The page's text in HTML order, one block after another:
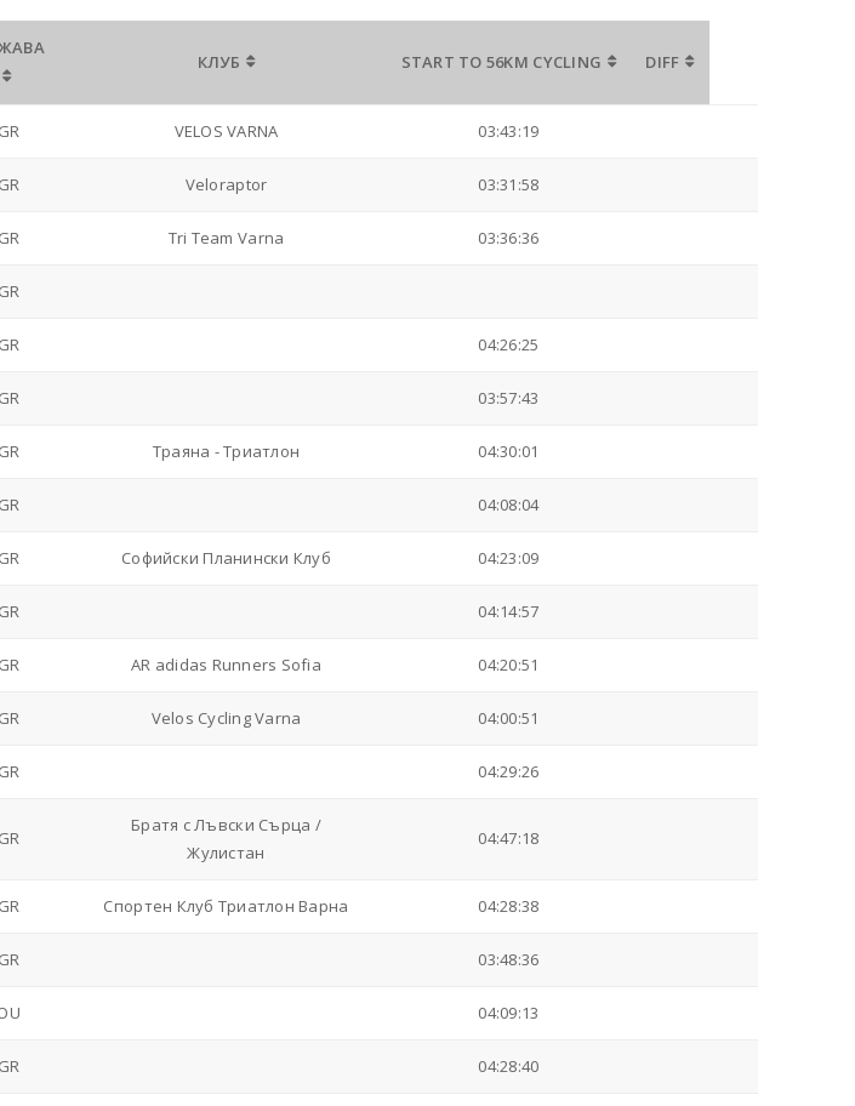
КЛУБ START TO 56KM CYCLING DIFF
VELOS VARNA 03:43:19
Veloraptor 03:31:58
Tri Team Varna 03:36:36
04:26:25
03:57:43
Траяна - Триатлон 04:30:01
04:08:04
Софийски Планински Клуб 04:23:09
04:14:57
AR adidas Runners Sofia 04:20:51
Velos Cycling Varna 04:00:51
04:29:26
Братя с Лъвски Сърца /
Жулистан
04:47:18
Спортен Клуб Триатлон Варна 04:28:38
03:48:36
04:09:13
04:28:40